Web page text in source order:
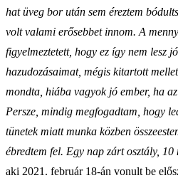
hat üveg bor után sem éreztem
volt valami erősebbet innom. A
figyelmeztetett, hogy ez így nem lesz
hazudozásaimat, mégis kitartott
mondta, hiába vagyok jó ember, ha
Persze, mindig megfogadtam, hogy
tünetek miatt munka közben
ébredtem fel. Egy nap zárt osztály,
aki 2021. február 18-án vonult be